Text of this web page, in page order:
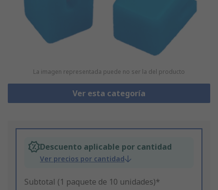
La imagen representada puede no ser la del producto
Ver esta categoría
Descuento aplicable por cantidad
Ver precios por cantidad
Subtotal (1 paquete de 10 unidades)*